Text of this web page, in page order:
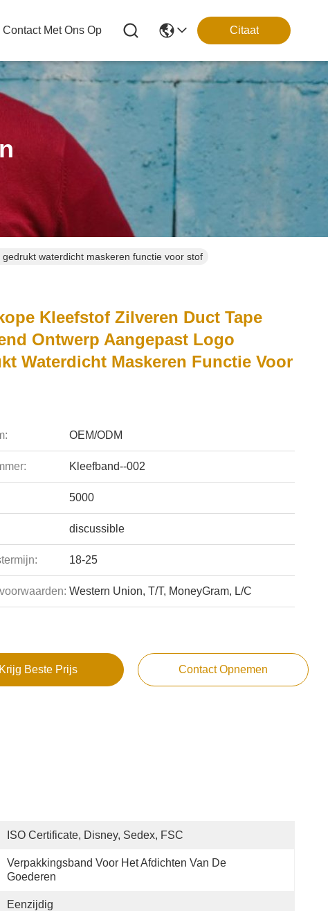
Contact Met Ons Op Citaat
waterdicht maskeren functie voor stof
Kleefstof Zilveren Duct Tape
Ontwerp Aangepast Logo
Waterdicht Maskeren Functie Voor
OEM/ODM
Kleefband--002
5000
discussible
18-25
Western Union, T/T, MoneyGram, L/C
Krijg Beste Prijs Contact Opnemen
ISO Certificate, Disney, Sedex, FSC
Verpakkingsband Voor Het Afdichten Van De
Goederen
Eenzijdig